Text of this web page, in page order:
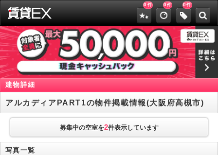
0 件 0件 0件
建物詳細
アルカディアPART1の物件掲載情報(大阪府高槻市)
募集中の空室を2件表示しています
写真一覧